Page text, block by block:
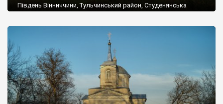
Південь Вінниччини, Тульчинський район, Студенянська
старовинний цвинтар із кам’яними хрестами. Всі епітафії, які
збереглися, написані кирилицею, церковнослов’янською
мовою. За всіма традиційними ознаками – цвинтар
український. Хрести датуються 19 століттям. У 1924-1940
роках Болган […]